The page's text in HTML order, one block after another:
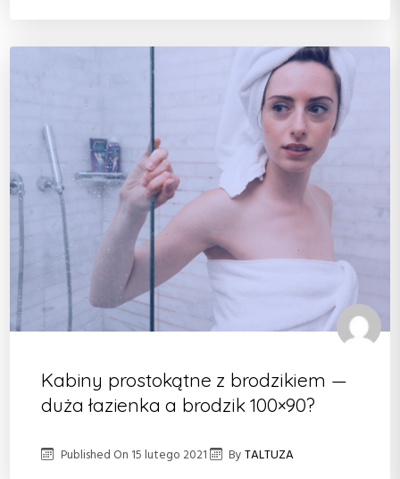
Kabiny prostokątne z brodzikiem —
duża łazienka a brodzik 100×90?
Published On 15 lutego 2021 ByTALTUZA